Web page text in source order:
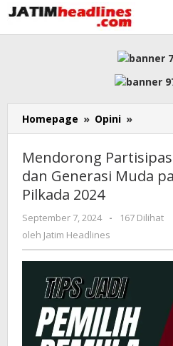
Lewati
ke
konten
Homepage » Opini »
Pemula
dan
pada
Pilkada
Mendorong
dan Generasi Muda
Pilkada 2024
September 7, 2024
oleh
-
167 Dilihat
oleh Jatim Headlines